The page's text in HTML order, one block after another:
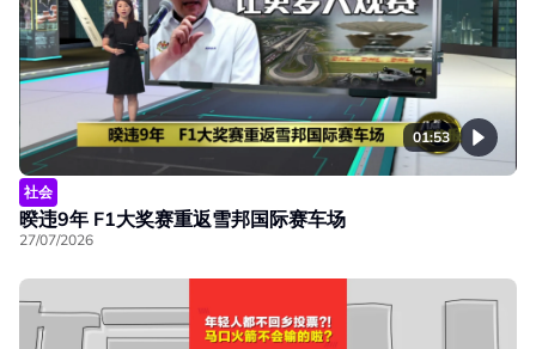
01:53
社会
暌违9年 F1大奖赛重返雪邦国际赛车场
27/07/2026